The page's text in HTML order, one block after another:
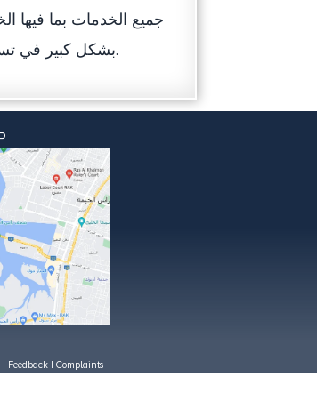
جميع الخدمات بما فيها
بشكل كبير في تسريع وتيرة العمل والوصول إلى تحقيق مصلحة أطراف الدعاوى حسب القانون.
| Feedback | Complaints